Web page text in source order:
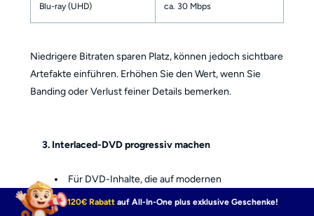
Blu-ray (UHD) ca. 30 Mbps
Niedrigere Bitraten sparen Platz, können jedoch sichtbare
Artefakte einführen. Erhöhen Sie den Wert, wenn Sie
Banding oder Verlust feiner Details bemerken.
3. Interlaced-DVD progressiv machen
Für DVD-Inhalte, die auf modernen
Flachbildschirmen Kammartefakte zeigen,
aktivieren Sie Deinterlace oder Decomb, um ein
120€ Rabatt auf All-In-One plus exklusive Geschenke!